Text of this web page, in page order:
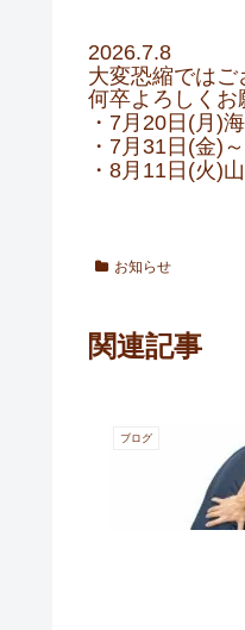
2026.7.8
大変恐縮ではご
何卒よろしくお
・7月20日(月)
・7月31日(金)
・8月11日(火)
お知らせ
関連記事
ブログ